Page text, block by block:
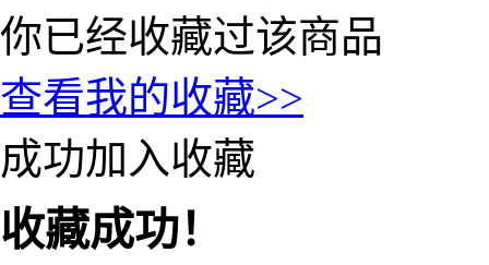
你已经收藏过该商品
查看我的收藏>>
成功加入收藏
收藏成功！